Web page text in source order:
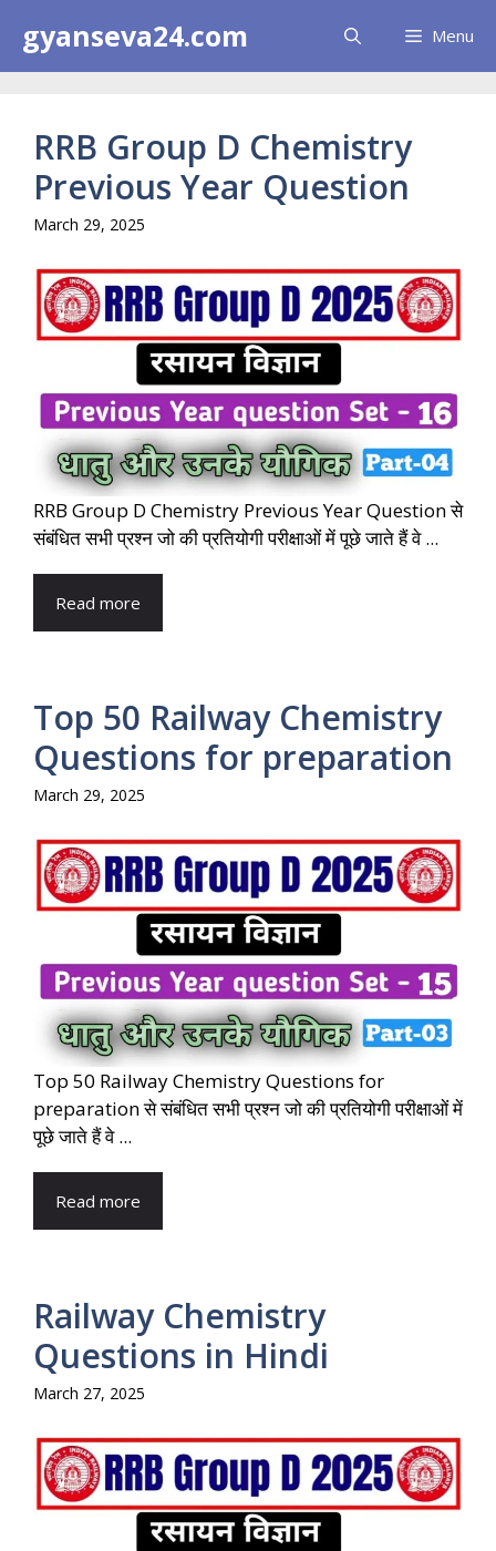
content
gyanseva24.com Menu
RRB Group D Chemistry
Previous Year Question
March 29, 2025
RRB Group D Chemistry Previous Year Question से
संबंधित सभी प्रश्न जो की प्रतियोगी परीक्षाओं में पूछे जाते हैं वे ...
Read more
Top 50 Railway Chemistry
Questions for preparation
March 29, 2025
Top 50 Railway Chemistry Questions for
preparation से संबंधित सभी प्रश्न जो की प्रतियोगी परीक्षाओं में
पूछे जाते हैं वे ...
Read more
Railway Chemistry
Questions in Hindi
March 27, 2025